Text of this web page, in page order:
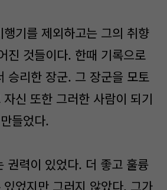
기를 제외하고는 그의 취향
진 것들이다. 한때 기록으로
승리한 장군. 그 장군을 모토
신 또한 그러한 사람이 되기
들었다.
권력이 있었다. 더 좋고 훌륭
었지만 그러지 않았다. 그가